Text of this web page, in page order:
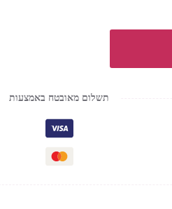
תשלום מאובטח באמצעות